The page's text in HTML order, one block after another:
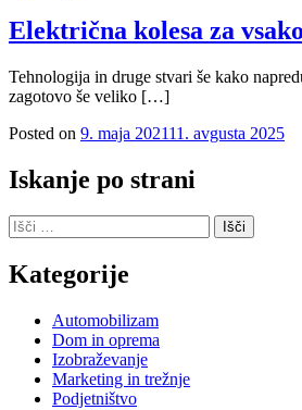
Električna kolesa za
Tehnologija in druge stvari še kako
zagotovo še veliko […]
Posted on 9. maja 202111. avgusta 2025
Iskanje po strani
Išči:
Kategorije
Automobilizam
Dom in oprema
Izobraževanje
Marketing in trežnje
Podjetništvo